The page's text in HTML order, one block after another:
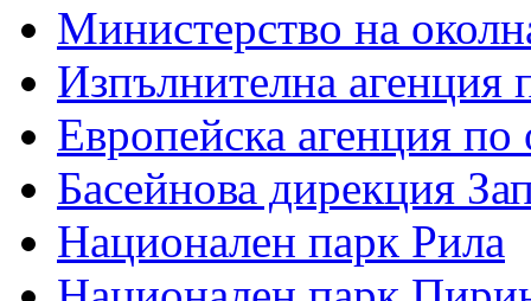
Министерство на
Изпълнителна агенция
Европейска агенция по
Басейнова дирекция
Национален парк Рила